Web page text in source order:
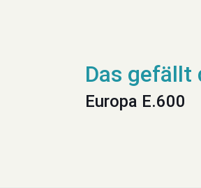
Europa E.600